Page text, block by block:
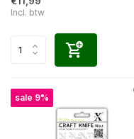
Incl. btw
sale 9%